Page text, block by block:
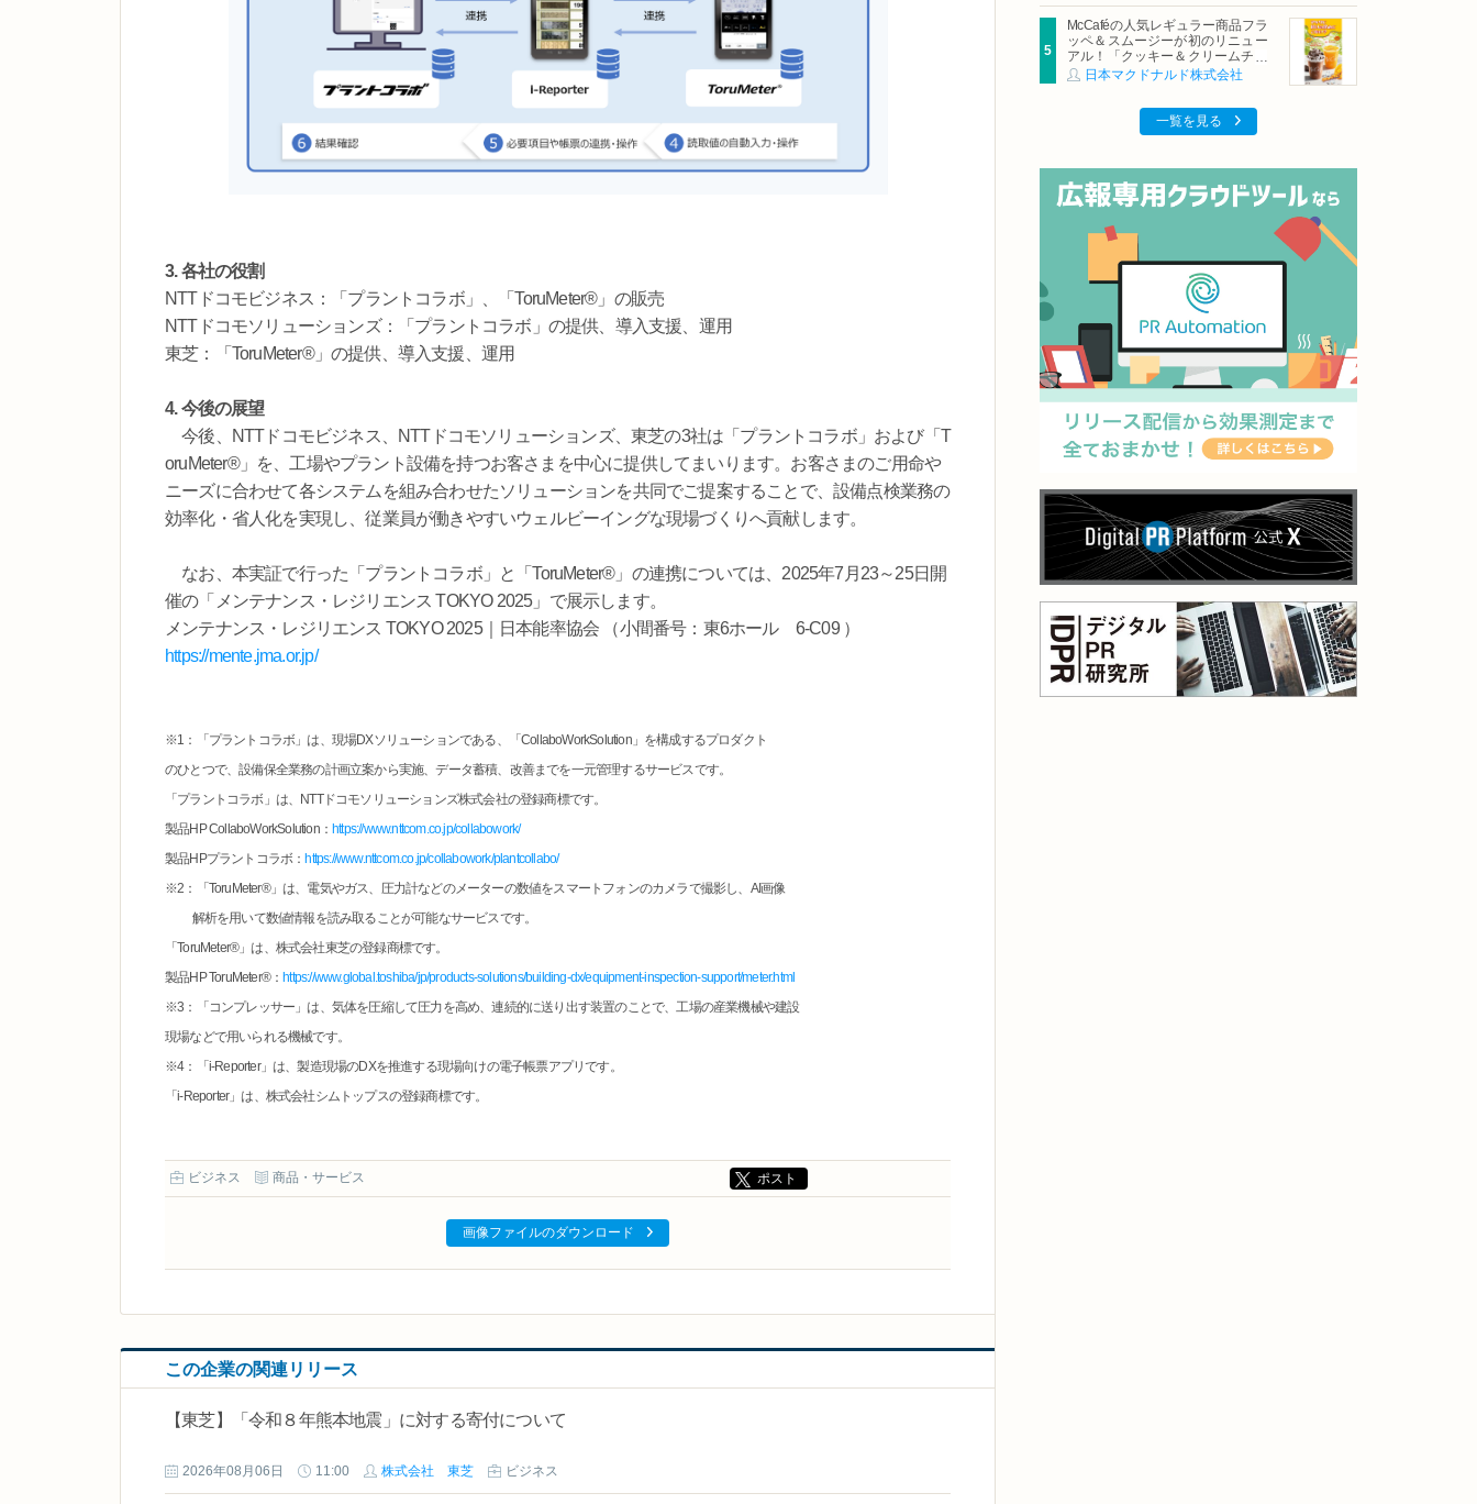
3. 各社の役割
NTTドコモビジネス：「プラントコラボ」、「ToruMeter®」の販売
NTTドコモソリューションズ：「プラントコラボ」の提供、導入支援、運用
東芝：「ToruMeter®」の提供、導入支援、運用
4. 今後の展望
今後、NTTドコモビジネス、NTTドコモソリューションズ、東芝の3社は「プラントコラボ」および「T
oruMeter®」を、工場やプラント設備を持つお客さまを中心に提供してまいります。お客さまのご用命や
ニーズに合わせて各システムを組み合わせたソリューションを共同でご提案することで、設備点検業務の
効率化・省人化を実現し、従業員が働きやすいウェルビーイングな現場づくりへ貢献します。
なお、本実証で行った「プラントコラボ」と「ToruMeter®」の連携については、2025年7月23～25日開
催の「メンテナンス・レジリエンス TOKYO 2025」で展示します。
メンテナンス・レジリエンス TOKYO 2025｜日本能率協会 （小間番号：東6ホール 6-C09 ）
https://mente.jma.or.jp/
※1：「プラントコラボ」は、現場DXソリューションである、「CollaboWorkSolution」を構成するプロダクト
のひとつで、設備保全業務の計画立案から実施、データ蓄積、改善までを一元管理するサービスです。
「プラントコラボ」は、NTTドコモソリューションズ株式会社の登録商標です。
製品HP CollaboWorkSolution： https://www.nttcom.co.jp/collabowork/
製品HPプラントコラボ：https://www.nttcom.co.jp/collabowork/plantcollabo/
※2：「ToruMeter®」は、電気やガス、圧力計などのメーターの数値をスマートフォンのカメラで撮影し、AI画像
解析を用いて数値情報を読み取ることが可能なサービスです。
「ToruMeter®」は、株式会社東芝の登録商標です。
製品HP ToruMeter®：https://www.global.toshiba/jp/products-solutions/building-dx/equipment-inspection-support/meter.html
※3：「コンプレッサー」は、気体を圧縮して圧力を高め、連続的に送り出す装置のことで、工場の産業機械や建設
現場などで用いられる機械です。
※4：「i-Reporter」は、製造現場のDXを推進する現場向けの電子帳票アプリです。
「i-Reporter」は、株式会社シムトップスの登録商標です。
ビジネス 商品・サービス ポスト
画像ファイルのダウンロード
この企業の関連リリース
【東芝】「令和８年熊本地震」に対する寄付について
2026年08月06日 11:00 株式会社 東芝 ビジネス
McCaféの人気レギュラー商品フラ
ッペ＆スムージーが初のリニュー
アル！「クッキー＆クリームチョ
コフラッペ」「マンゴースムージ
日本マクドナルド株式会社
一覧を見る